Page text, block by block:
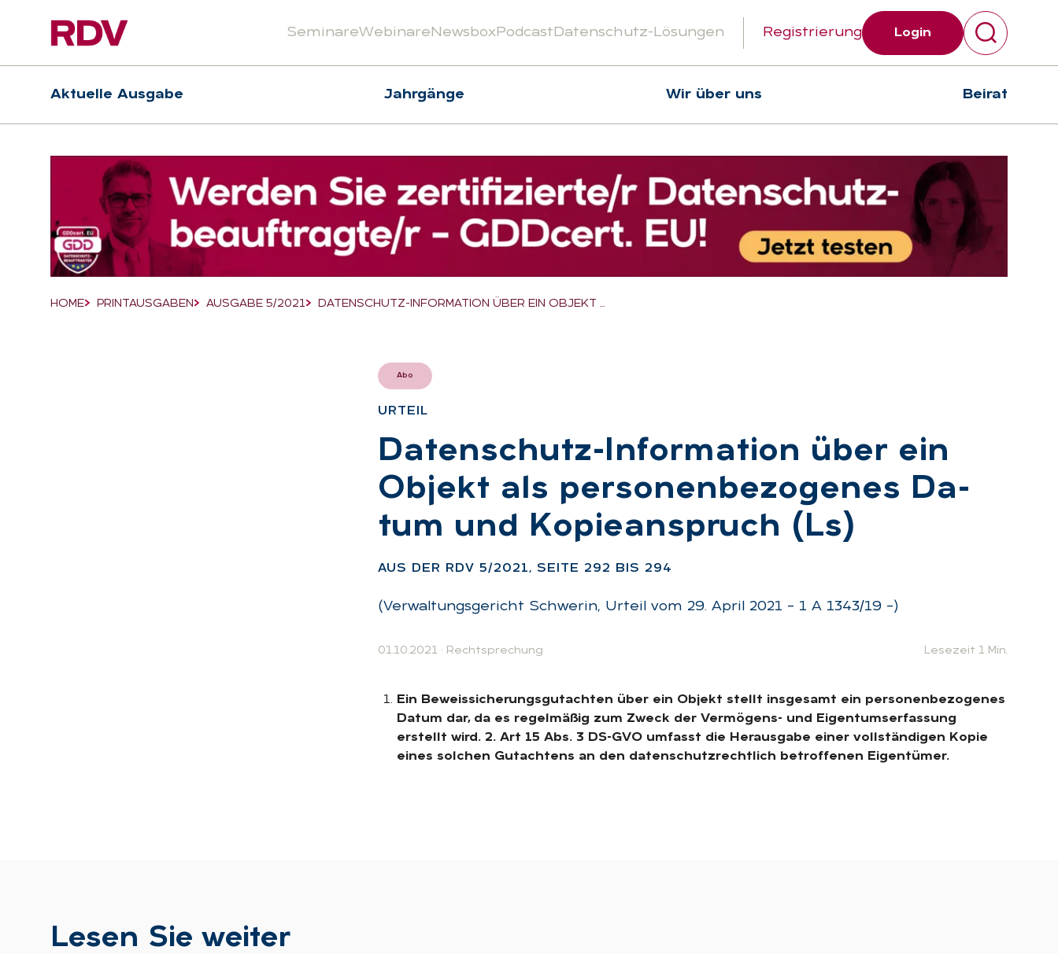
Suchfeld
SeminareWebinareNewsboxPodcastDatenschutz-Lösungen Registrierung Login
Hauptnavigation
Aktuelle Ausgabe Jahrgänge Wir über uns Beirat
Breadcrumb-Navigation
HOME PRINTAUSGABEN AUSGABE 5/2021 DATENSCHUTZ-INFORMATION ÜBER EIN OBJEKT …
Abo
UR­TEIL
:
Da­ten­schutz-In­for­ma­ti­on über ein
Ob­jekt als per­so­nen­be­zo­ge­nes Da­
tum und Ko­pie­an­spruch (Ls)
AUS DER RDV 5/2021, SEI­TE 292 BIS 294
(Verwaltungsgericht Schwerin, Urteil vom 29. April 2021 – 1 A 1343/19 –)
01.10.2021 · Rechtsprechung Lesezeit 1 Min.
Ein Beweissicherungsgutachten über ein Objekt stellt insgesamt ein personenbezogenes
Datum dar, da es regelmäßig zum Zweck der Vermögens- und Eigentumserfassung
erstellt wird. 2. Art 15 Abs. 3 DS-GVO umfasst die Herausgabe einer vollständigen Kopie
eines solchen Gutachtens an den datenschutzrechtlich betroffenen Eigentümer.
Le­sen Sie wei­ter